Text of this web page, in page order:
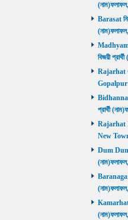
Barasat
বিজয়ী
Rajarhat
Gopalpur
প্রার্থী
Rajarhat
New Town
Dum Dum
Baranagar
Kamarhati